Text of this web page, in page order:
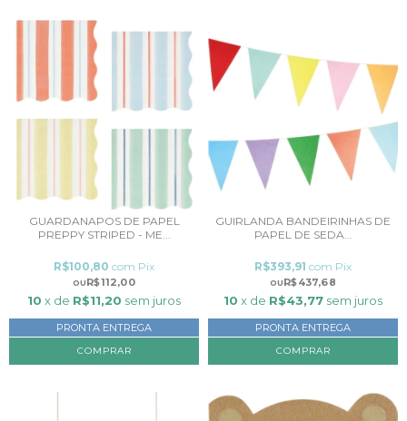
GUARDANAPOS DE PAPEL
PREPPY STRIPED - ME...
R$112,00
R$100,80 com Pix
10 x de R$11,20 sem juros
PRONTA ENTREGA
COMPRAR
GUIRLANDA BANDEIRINHAS DE
PAPEL DE SEDA...
R$437,68
R$393,91 com Pix
10 x de R$43,77 sem juros
PRONTA ENTREGA